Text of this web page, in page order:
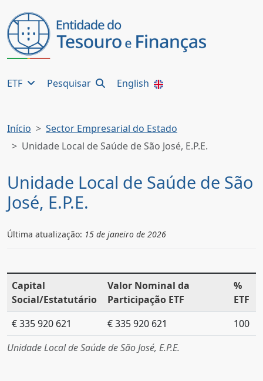
ETF Pesquisar English
Início
Sector Empresarial do Estado
Unidade Local de Saúde de São José, E.P.E.
Unidade Local de Saúde de São
José, E.P.E.
Última atualização: 15 de janeiro de 2026
Unidade Local de Saúde de São José, E.P.E.
Capital
Social/Estatutário
Valor Nominal da
Participação ETF
%
ETF
€ 335 920 621
€ 335 920 621 100